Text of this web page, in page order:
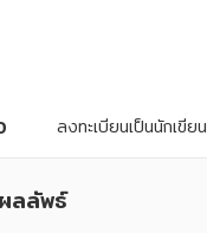
ลงทะเบียนเป็นนักเขียน
ลลัพธ์